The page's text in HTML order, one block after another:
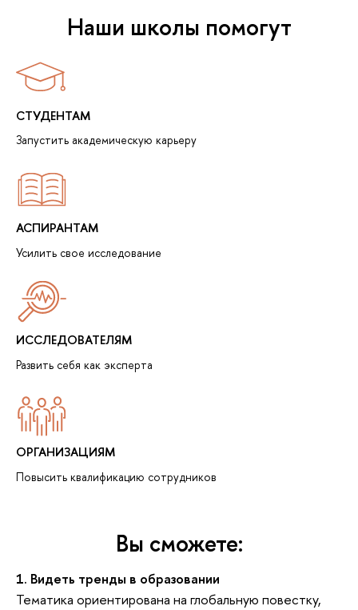
Наши школы помогут
СТУДЕНТАМ
Запустить академическую карьеру
АСПИРАНТАМ
Усилить свое исследование
ИССЛЕДОВАТЕЛЯМ
Развить себя как эксперта
ОРГАНИЗАЦИЯМ
Повысить квалификацию сотрудников
Вы сможете:
1. Видеть тренды в образовании
Тематика ориентирована на глобальную повестку,